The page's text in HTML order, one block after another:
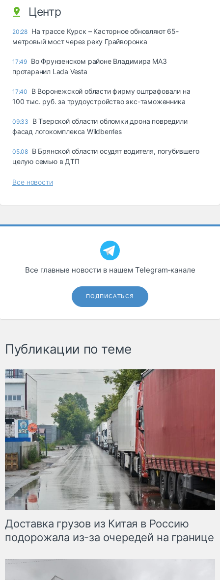
Центр
20:28 На трассе Курск – Касторное обновляют 65-
метровый мост через реку Грайворонка
17:49 Во Фрунзенском районе Владимира МАЗ
протаранил Lada Vesta
17:40
В Воронежской области фирму оштрафовали на
100 тыс. руб. за трудоустройство экс-таможенника
09:33
В Тверской области обломки дрона повредили
фасад логокомплекса Wildberries
05.08 В Брянской области осудят водителя, погубившего
целую семью в ДТП
Все новости
Все главные новости в нашем Telegram‑канале
ПОДПИСАТЬСЯ
Публикации по теме
Доставка грузов из Китая в Россию
подорожала из-за очередей на границе